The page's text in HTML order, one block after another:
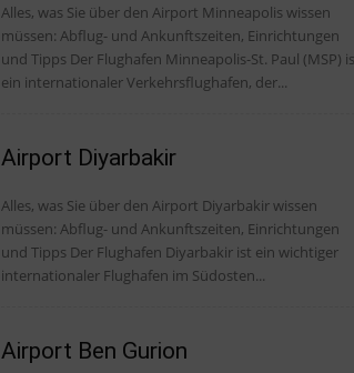
Alles, was Sie über den Airport Minneapolis wissen
müssen: Abflug- und Ankunftszeiten, Einrichtungen
und Tipps Der Flughafen Minneapolis-St. Paul (MSP) ist
ein internationaler Verkehrsflughafen, der...
Airport Diyarbakir
Alles, was Sie über den Airport Diyarbakir wissen
müssen: Abflug- und Ankunftszeiten, Einrichtungen
und Tipps Der Flughafen Diyarbakir ist ein wichtiger
internationaler Flughafen im Südosten...
Airport Ben Gurion